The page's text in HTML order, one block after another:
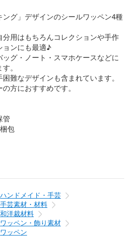
グ」デザインのシールワッペン4種
用はもちろんコレクションや手作
ョンにも最適♪
グ・ノート・スマホケースなどに
。
難なデザインも含まれています。
方におすすめです。
管
包
ハンドメイド・手芸
手芸素材・材料
和洋裁材料
ワッペン・飾り素材
ワッペン